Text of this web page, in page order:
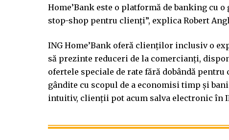
Home’Bank este o platformă de banking cu
stop-shop pentru clienți”, explica Robert
ING Home’Bank oferă clienților inclusiv o
să prezinte reduceri de la comercianți,
ofertele speciale de rate fără dobândă
gândite cu scopul de a economisi timp și
intuitiv, clienții pot acum salva electronic în